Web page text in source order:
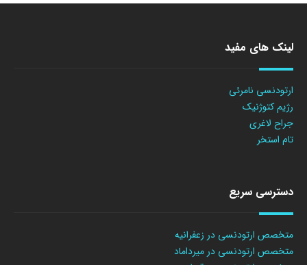
لینک های مفید
ارتودنسی نامرئی
رژیم کتوژنیک
جراح لاغری
تام استخر
دسترسی سریع
متخصص ارتودنسی در زعفرانیه
متخصص ارتودنسی در میرداماد